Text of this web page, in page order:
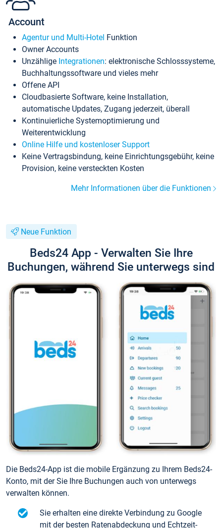
Account
Agentur und Multi-Hotel Funktion
Owner Accounts
Unzählige Integrationen: elektronische Schlosssysteme,
Buchhaltungssoftware und vieles mehr
Offene API
Cloudbasierte Software, keine Installation,
automatische Updates, Zugang jederzeit, überall
Kontinuierliche Systemoptimierung und
Weiterentwicklung
Online Hilfe und kostenloser Support
Keine Vertragsbindung, keine Einrichtungsgebühr, keine
Provision, keine versteckten Kosten
Mehr Informationen über die Funktionen
Neue Funktion
Beds24 App - Verwalten Sie Ihre
Buchungen, während Sie unterwegs sind
Die Beds24-App ist die mobile Ergänzung zu Ihrem Beds24-
Konto, mit der Sie Ihre Buchungen auch von unterwegs
verwalten können.
Sie erhalten eine direkte Verbindung zu Google
mit der besten Ratenabdeckung und Echtzeit-